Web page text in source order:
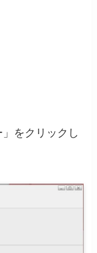
をクリックし